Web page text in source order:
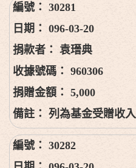
30281
096-03-20
袁瑨典
960306
5,000
列為基金受贈收入
30282